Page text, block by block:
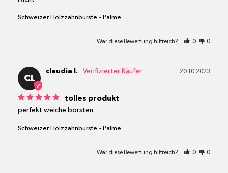
Schweizer Holzzahnbürste Palme
War diese Bewertung hilfreich? 0 0
CL
20.10.2023
claudia l.
tolles produkt
perfekt weiche borsten
Schweizer Holzzahnbürste Palme
War diese Bewertung hilfreich? 0 0